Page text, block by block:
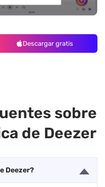
Descargar gratis
sobre
de Deezer
Deezer?